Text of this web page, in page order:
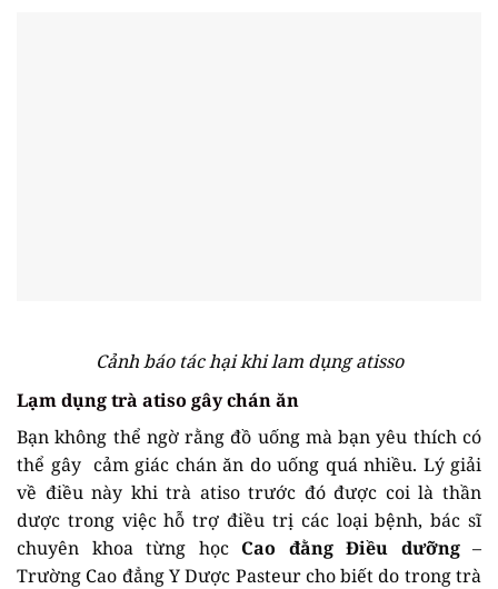
Cảnh báo tác hại khi lam dụng atisso
Lạm dụng trà atiso gây chán ăn
Bạn không thể ngờ rằng đồ uống mà bạn yêu thích có
thể gây cảm giác chán ăn do uống quá nhiều. Lý giải
về điều này khi trà atiso trước đó được coi là thần
dược trong việc hỗ trợ điều trị các loại bệnh, bác sĩ
chuyên khoa từng học Cao đằng Điều dưỡng–
Trường Cao đẳng Y Dược Pasteur cho biết do trong trà